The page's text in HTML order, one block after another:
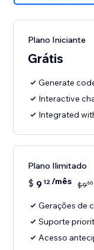
Plano Iniciante
Grátis
Generate
Interactive
Integrated
Plano Ilimitado
$ 9 12/mês $960
Gerações de
Suporte
Acesso